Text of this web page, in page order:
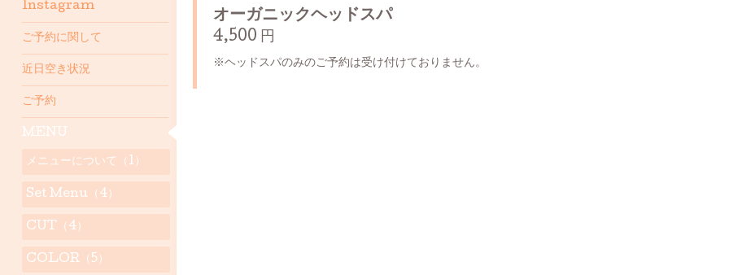
オーガニックヘッドスパ
4,500 円
※ヘッドスパのみのご予約は受け付けておりません。
Instagram
ご予約に関して
近日空き状況
ご予約
MENU
メニューについて（1）
Set Menu（4）
CUT（4）
COLOR（5）